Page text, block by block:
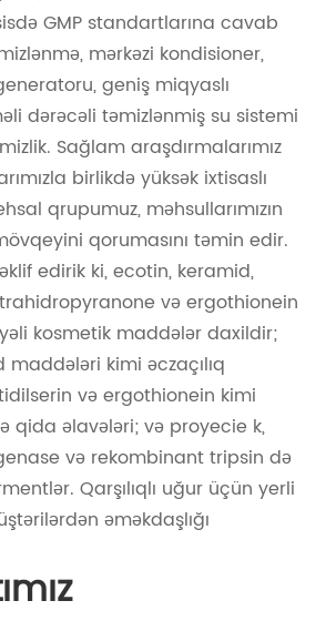
GMP standartlarına cavab
mərkəzi kondisioner,
geniş miqyaslı
dərəcəli təmizlənmiş su sistemi
Sağlam araşdırmalarımız
birlikdə yüksək ixtisaslı
qrupumuz, məhsullarımızın
qorumasını təmin edir.
edirik ki, ecotin, keramid,
və ergothionein
kosmetik maddələr daxildir;
kimi əczaçılıq
və ergothionein kimi
qida əlavələri; və proyecie k,
və rekombinant tripsin də
Qarşılıqlı uğur üçün yerli
əməkdaşlığı